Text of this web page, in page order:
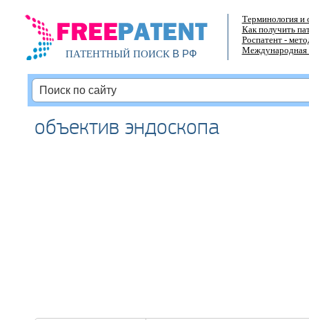
ПАТЕНТНЫЙ ПОИСКВ РФ
Терминология и
Как получить
Роспатент -
Международная
объектив эндоскопа